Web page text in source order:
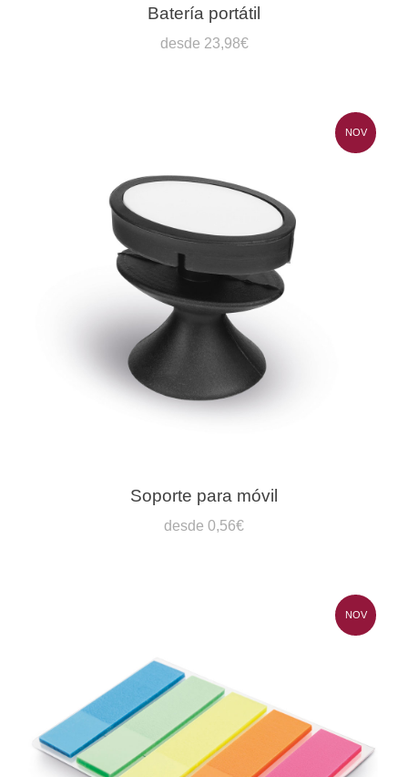
Batería portátil
desde 23,98€
NOV
Soporte para móvil
desde 0,56€
NOV